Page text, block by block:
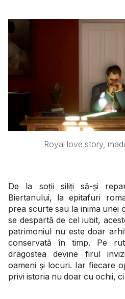
Royal love story,
De la soții siliți să-și
Biertanului, la epitafuri
prea scurte sau la inima unei
se despartă de cel iubit,
patrimoniul nu este doar
conservată în timp. Pe
dragostea devine firul
oameni și locuri. Iar fiecare
privi istoria nu doar cu ochii, ci